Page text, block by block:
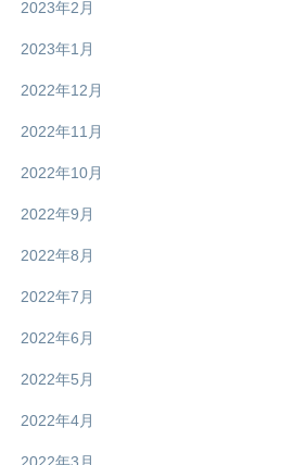
2023年2月
2023年1月
2022年12月
2022年11月
2022年10月
2022年9月
2022年8月
2022年7月
2022年6月
2022年5月
2022年4月